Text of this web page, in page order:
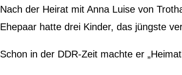
Nach der Heirat mit Anna Luise von
Ehepaar hatte drei Kinder, das jüngste
Schon in der DDR-Zeit machte er